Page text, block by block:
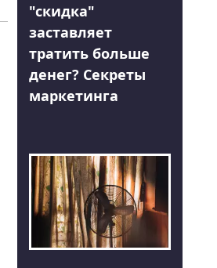
"скидка"
заставляет
тратить больше
денег? Секреты
маркетинга